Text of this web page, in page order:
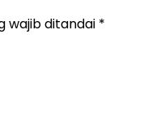
wajib ditandai *